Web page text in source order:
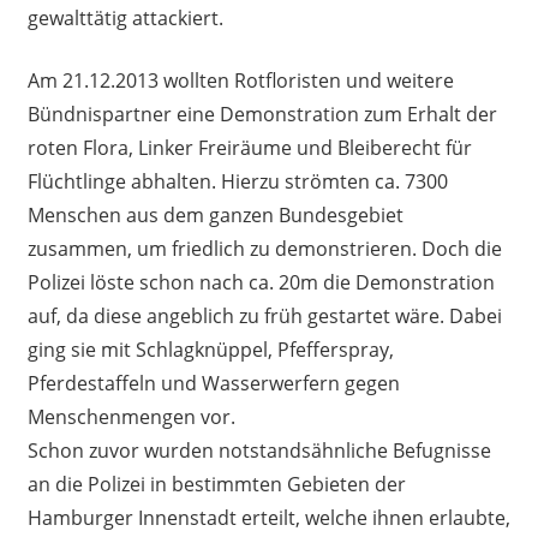
gewalttätig attackiert.
Am 21.12.2013 wollten Rotfloristen und weitere
Bündnispartner eine Demonstration zum Erhalt der
roten Flora, Linker Freiräume und Bleiberecht für
Flüchtlinge abhalten. Hierzu strömten ca. 7300
Menschen aus dem ganzen Bundesgebiet
zusammen, um friedlich zu demonstrieren. Doch die
Polizei löste schon nach ca. 20m die Demonstration
auf, da diese angeblich zu früh gestartet wäre. Dabei
ging sie mit Schlagknüppel, Pfefferspray,
Pferdestaffeln und Wasserwerfern gegen
Menschenmengen vor.
Schon zuvor wurden notstandsähnliche Befugnisse
an die Polizei in bestimmten Gebieten der
Hamburger Innenstadt erteilt, welche ihnen erlaubte,